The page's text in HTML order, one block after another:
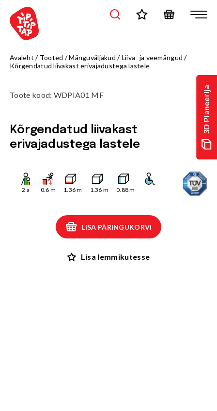
3D Planeerija
Avaleht / Tooted /Mänguväljakud /Liiva- ja veemängud /
Kõrgendatud liivakast erivajadustega lastele
Toote kood: WDPIA01 MF
Kõrgendatud liivakast
erivajadustega lastele
2 a 0.6 m 1.36m 1.36 m 0.88m
LISA PÄRINGUKORVI
Lisa lemmikutesse